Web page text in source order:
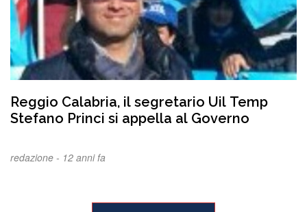
Reggio Calabria, il segretario Uil Temp
Stefano Princi si appella al Governo
redazione - 12 anni fa